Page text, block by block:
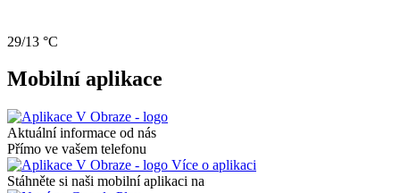
29/13 °C
Mobilní aplikace
Aktuální informace od nás
Přímo ve vašem telefonu
Více o aplikaci
Stáhněte si naši mobilní aplikaci na